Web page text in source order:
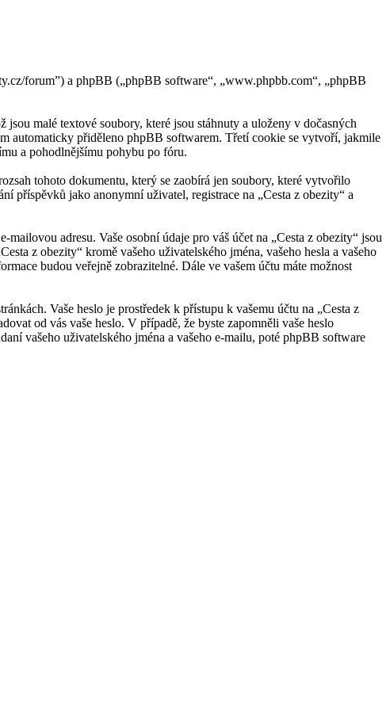
forum”) a phpBB („phpBB software“, „www.phpbb.com“, „phpBB
malé textové soubory, které jsou stáhnuty a uloženy v dočasných
automaticky přiděleno phpBB softwarem. Třetí cookie se vytvoří, jakmile
a pohodlnějšímu pohybu po fóru.
tohoto dokumentu, který se zaobírá jen soubory, které vytvořilo
příspěvků jako anonymní uživatel, registrace na „Cesta z obezity“ a
adresu. Vaše osobní údaje pro váš účet na „Cesta z obezity“ jsou
z obezity“ kromě vašeho uživatelského jména, vašeho hesla a vašeho
budou veřejně zobrazitelné. Dále ve vašem účtu máte možnost
Vaše heslo je prostředek k přístupu k vašemu účtu na „Cesta z
od vás vaše heslo. V případě, že byste zapomněli vaše heslo
vašeho uživatelského jména a vašeho e-mailu, poté phpBB software